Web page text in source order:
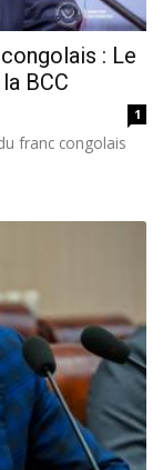
: Le
BCC
1
franc congolais